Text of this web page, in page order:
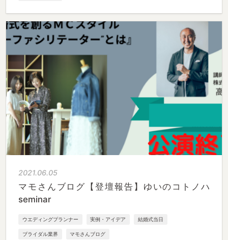
2021.06.05
マモさんブログ【登壇報告】ゆいのコトノハ
seminar
ウエディングプランナー 実例・アイデア 結婚式当日
ブライダル業界 マモさんブログ